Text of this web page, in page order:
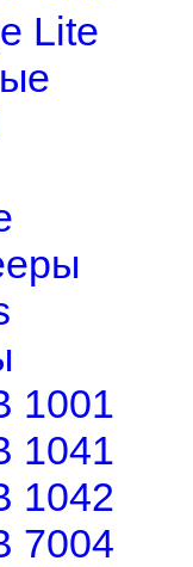
Lite
1001
1041
1042
7004